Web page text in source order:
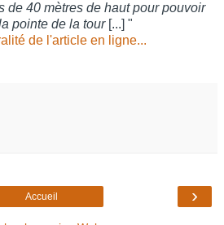
de 40 mètres de haut pour pouvoir
pointe de la tour[...] "
de l'article en ligne...
›
Accueil